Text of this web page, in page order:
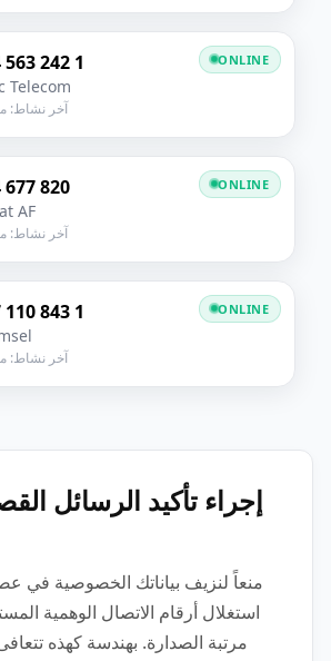
242 1
Telecom
آخر نشاط: منذ 25
ONLINE
677 820
AF
آخر نشاط: منذ 37
ONLINE
843 1
آخر نشاط: منذ 58
ONLINE
إجراء تأكيد الرسائل
منعاً لنزيف بياناتك الخصوصية في
استغلال أرقام الاتصال الوهمية
مرتبة الصدارة. بهندسة كهذه